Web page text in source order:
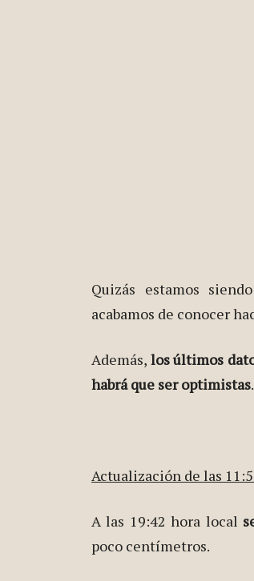
Quizás estamos
acabamos de conocer
Además, los últimos
habrá que ser optimistas.
Actualización de las
A las 19:42 hora local
poco centímetros.